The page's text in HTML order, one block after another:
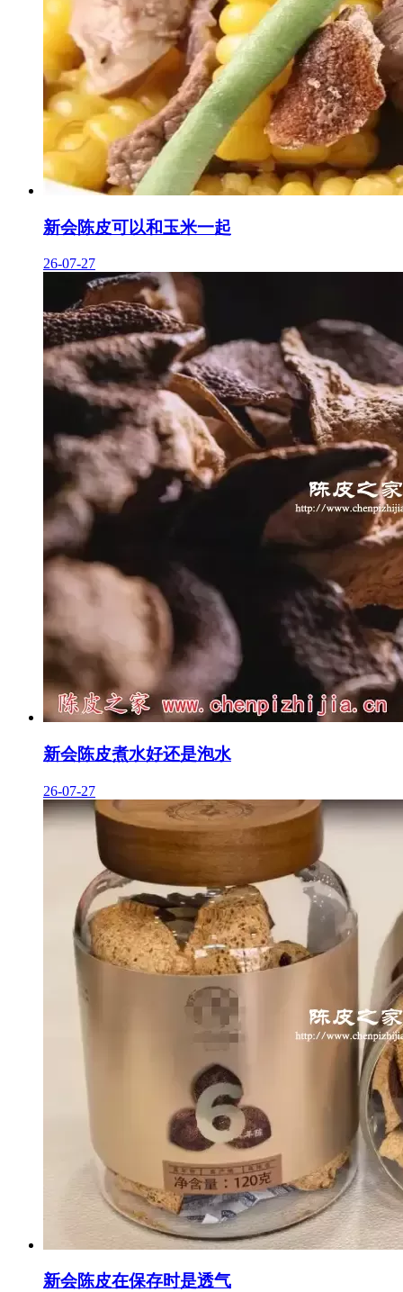
新会陈皮可以和玉米一起
26-07-27
新会陈皮煮水好还是泡水
26-07-27
新会陈皮在保存时是透气